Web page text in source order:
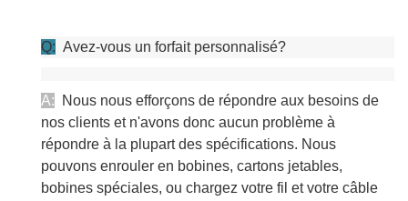
Q: Avez-vous un forfait personnalisé?
A:
Nous nous efforçons de répondre aux besoins de
nos clients et n'avons donc aucun problème à
répondre à la plupart des spécifications. Nous
pouvons enrouler en bobines, cartons jetables,
bobines spéciales, ou chargez votre fil et votre câble